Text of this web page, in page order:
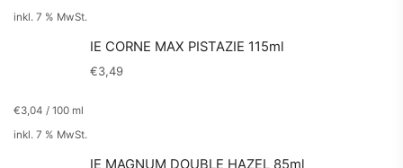
inkl. 7 % MwSt.
IE CORNE MAX PISTAZIE 115ml
€3,49
€3,04 / 100 ml
inkl. 7 % MwSt.